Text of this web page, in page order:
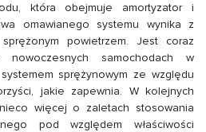
która obejmuje amortyzator i
omawianego systemu wynika z
powietrzem. Jest coraz
samochodach w
sprężynowym ze względu
jakie zapewnia. W kolejnych
więcej o zaletach stosowania
pod względem właściwości